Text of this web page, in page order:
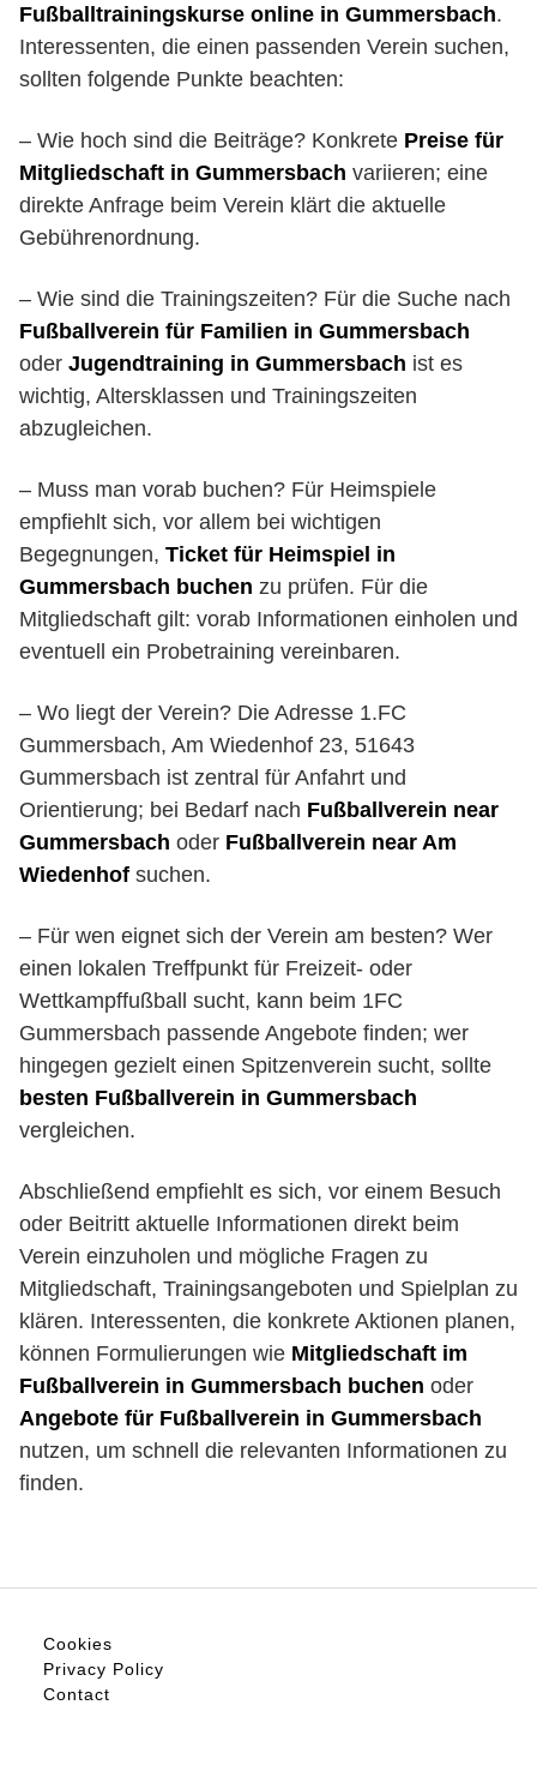
Fußballtrainingskurse online in Gummersbach.
Interessenten, die einen passenden Verein suchen,
sollten folgende Punkte beachten:
– Wie hoch sind die Beiträge? Konkrete Preise für
Mitgliedschaft in Gummersbach variieren; eine
direkte Anfrage beim Verein klärt die aktuelle
Gebührenordnung.
– Wie sind die Trainingszeiten? Für die Suche nach
Fußballverein für Familien in Gummersbach
oder Jugendtraining in Gummersbach ist es
wichtig, Altersklassen und Trainingszeiten
abzugleichen.
– Muss man vorab buchen? Für Heimspiele
empfiehlt sich, vor allem bei wichtigen
Begegnungen, Ticket für Heimspiel in
Gummersbach buchen zu prüfen. Für die
Mitgliedschaft gilt: vorab Informationen einholen und
eventuell ein Probetraining vereinbaren.
– Wo liegt der Verein? Die Adresse 1.FC
Gummersbach, Am Wiedenhof 23, 51643
Gummersbach ist zentral für Anfahrt und
Orientierung; bei Bedarf nach Fußballverein near
Gummersbach oder Fußballverein near Am
Wiedenhof suchen.
– Für wen eignet sich der Verein am besten? Wer
einen lokalen Treffpunkt für Freizeit- oder
Wettkampffußball sucht, kann beim 1FC
Gummersbach passende Angebote finden; wer
hingegen gezielt einen Spitzenverein sucht, sollte
besten Fußballverein in Gummersbach
vergleichen.
Abschließend empfiehlt es sich, vor einem Besuch
oder Beitritt aktuelle Informationen direkt beim
Verein einzuholen und mögliche Fragen zu
Mitgliedschaft, Trainingsangeboten und Spielplan zu
klären. Interessenten, die konkrete Aktionen planen,
können Formulierungen wie Mitgliedschaft im
Fußballverein in Gummersbach buchen oder
Angebote für Fußballverein in Gummersbach
nutzen, um schnell die relevanten Informationen zu
finden.
Cookies
Privacy Policy
Contact